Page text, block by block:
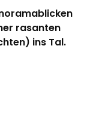
rasanten
ins Tal.